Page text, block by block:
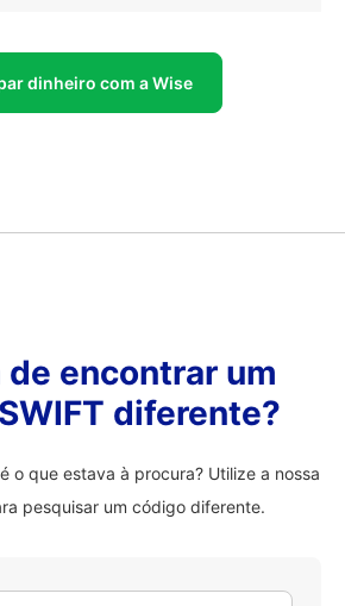
dinheiro com a Wise
de encontrar um
diferente?
o que estava à procura? Utilize a nossa
pesquisar um código diferente.